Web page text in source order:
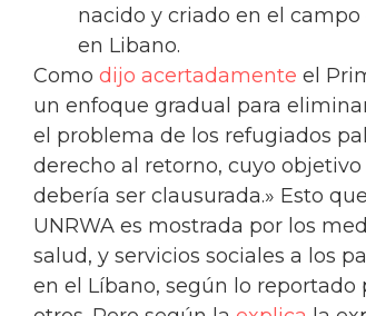
nacido y criado en el
en Libano.
Como dijo acertadamente el
un enfoque gradual para
el problema de los refugiados
derecho al retorno, cuyo objetivo
debería ser clausurada.» Esto
UNRWA es mostrada por los
salud, y servicios sociales a los
en el Líbano, según lo reportado